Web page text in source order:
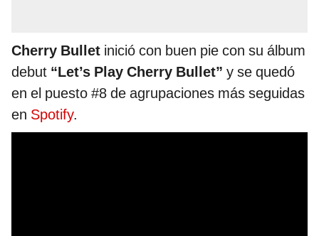
Cherry Bullet inició con buen pie con su álbum
debut “Let’s Play Cherry Bullet” y se quedó
en el puesto #8 de agrupaciones más seguidas
en Spotify.